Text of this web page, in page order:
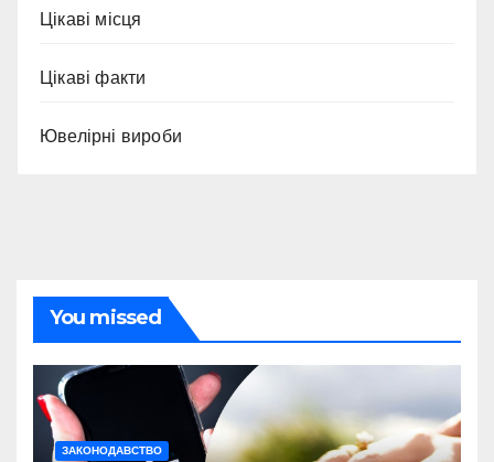
Цікаві місця
Цікаві факти
Ювелірні вироби
You missed
ЗАКОНОДАВСТВО